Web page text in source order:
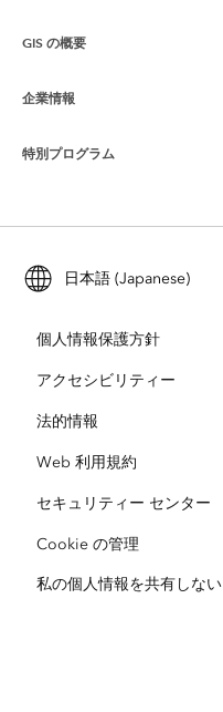
マッピング
Esri ストア
Esri Community
ArcGIS ブログ
Esri Young Professionals Network
GIS の概要
GIS とは
ロケーション インテリジェンス
トレーニング
ArcUser
ArcNews
ArcWatch
Esri ビデオ
企業情報
Esri について
採用情報
オープンビジョン
企業行動規範
サイトマップ
特別プログラム
ArcGIS for Student Use
自然保護
教育機関
人種的平等
日本語 (Japanese)
個人情報保護方針
アクセシビリティー
法的情報
Web 利用規約
セキュリティー センター
Cookie の管理
私の個人情報を共有しない